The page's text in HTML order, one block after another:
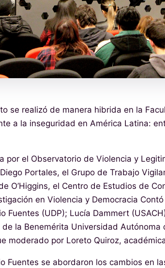
se realizó de manera hibrida en la
a la inseguridad en América Latina:
por el Observatorio de Violencia y
Portales, el Grupo de Trabajo
O’Higgins, el Centro de Estudios de
en Violencia y Democracia
Fuentes (UDP); Lucía Dammert
la Benemérita Universidad Autónoma
moderado por Loreto Quiroz,
Fuentes se abordaron los cambios en